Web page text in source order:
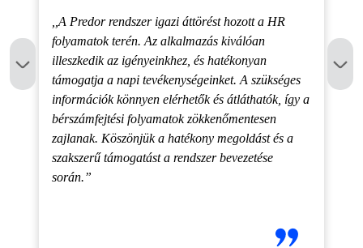
,,A Predor rendszer igazi áttörést hozott a HR
folyamatok terén. Az alkalmazás kiválóan
illeszkedik az igényeinkhez, és hatékonyan
támogatja a napi tevékenységeinket. A szükséges
információk könnyen elérhetők és átláthatók, így a
bérszámfejtési folyamatok zökkenőmentesen
zajlanak. Köszönjük a hatékony megoldást és a
szakszerű támogatást a rendszer bevezetése
során.”